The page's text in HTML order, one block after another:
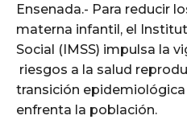
Ensenada.- Para reducir
materna infantil, el
Social (IMSS) impulsa la
riesgos a la salud
transición
enfrenta la población.